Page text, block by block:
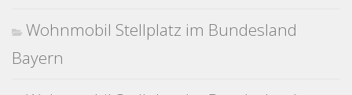
Wohnmobil Stellplatz im Bundesland
Bayern